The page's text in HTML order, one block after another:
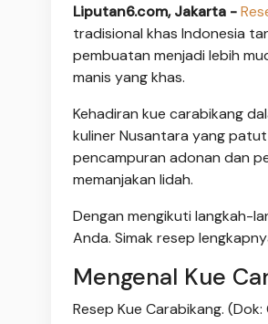
Liputan6.com, Jakarta -
tradisional khas Indonesia
pembuatan menjadi lebih
manis yang khas.
Kehadiran kue carabikang
kuliner Nusantara yang
pencampuran adonan dan
memanjakan lidah.
Dengan mengikuti langkah-
Anda. Simak resep
Mengenal Kue
Resep Kue Carabikang.